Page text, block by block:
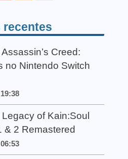
recentes
Creed:
no Nintendo Switch
of Kain:Soul
& 2 Remastered